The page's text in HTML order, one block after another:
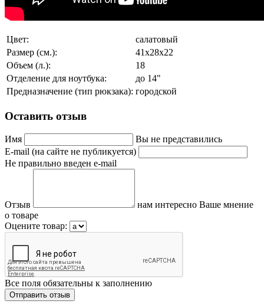
Цвет:
салатовый
Размер (см.):
41х28х22
Объем (л.):
18
Отделение для ноутбука:
до 14"
Предназначение (тип рюкзака): городской
Оставить отзыв
Имя
Вы не представились
E-mail (на сайте не публикуется)
Не правильно введен e-mail
Отзыв
нам интересно Ваше мнение
о товаре
Оцените товар:
Все поля обязательны к заполнению